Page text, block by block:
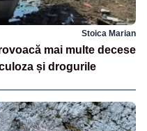
Stoica Marian
mai multe decese
și drogurile